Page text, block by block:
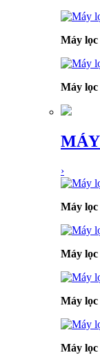
Máy
Máy
›
Máy
Máy
Máy
Máy